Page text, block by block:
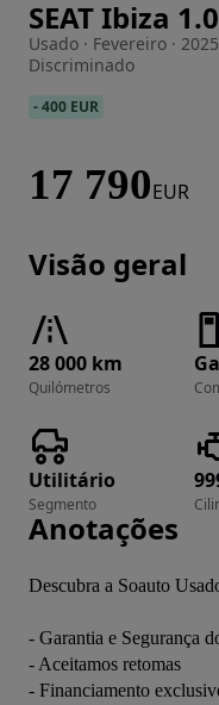
Imagem 1 de 18
SEAT Ibiza
Usado · Fevereiro ·
Discriminado
-400 EUR
17 790EUR
Visão geral
28 000 km
Quilómetros
Utilitário
Segmento
Anotações
Descubra a Soauto
- Garantia e Segurança
- Aceitamos retomas
- Financiamento